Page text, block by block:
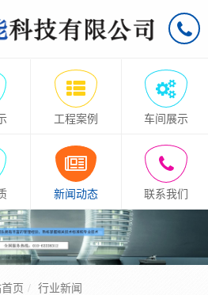
工程案例 车间展示
新闻动态 联系我们
页
行业新闻